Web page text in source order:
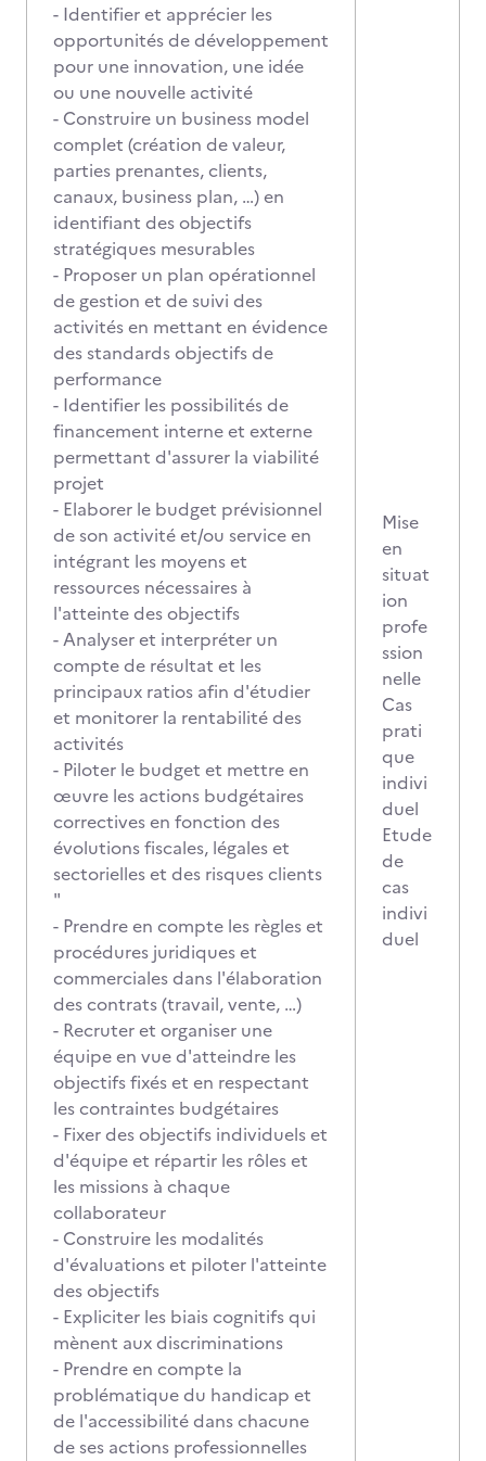
- Identifier et apprécier les
opportunités de développement
pour une innovation, une idée
ou une nouvelle activité
- Construire un business model
complet (création de valeur,
parties prenantes, clients,
canaux, business plan, …) en
identifiant des objectifs
stratégiques mesurables
- Proposer un plan opérationnel
de gestion et de suivi des
activités en mettant en évidence
des standards objectifs de
performance
- Identifier les possibilités de
financement interne et externe
permettant d'assurer la viabilité
projet
- Elaborer le budget prévisionnel
de son activité et/ou service en
intégrant les moyens et
ressources nécessaires à
l'atteinte des objectifs
- Analyser et interpréter un
compte de résultat et les
principaux ratios afin d'étudier
et monitorer la rentabilité des
activités
- Piloter le budget et mettre en
œuvre les actions budgétaires
correctives en fonction des
évolutions fiscales, légales et
sectorielles et des risques clients
"
- Prendre en compte les règles et
procédures juridiques et
commerciales dans l'élaboration
des contrats (travail, vente, …)
- Recruter et organiser une
équipe en vue d'atteindre les
objectifs fixés et en respectant
les contraintes budgétaires
- Fixer des objectifs individuels et
d'équipe et répartir les rôles et
les missions à chaque
collaborateur
- Construire les modalités
d'évaluations et piloter l'atteinte
des objectifs
- Expliciter les biais cognitifs qui
mènent aux discriminations
- Prendre en compte la
problématique du handicap et
de l'accessibilité dans chacune
de ses actions professionnelles
Mise
en
situat
ion
profe
ssion
nelle
Cas
prati
que
indivi
duel
Etude
de
cas
indivi
duel